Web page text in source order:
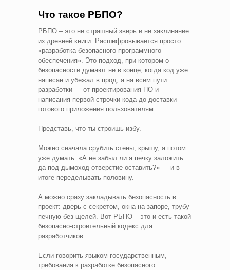
Что такое РБПО?
РБПО – это не страшный зверь и не заклинание
из древней книги. Расшифровывается просто:
«разработка безопасного программного
обеспечения». Это подход, при котором о
безопасности думают не в конце, когда код уже
написан и убежал в прод, а на всем пути
разработки — от проектирования ПО и
написания первой строчки кода до доставки
готового приложения пользователям.
Представь, что ты строишь избу.
Можно сначала срубить стены, крышу, а потом
уже думать: «А не забыл ли я печку заложить
да под дымоход отверстие оставить?» — и в
итоге переделывать половину.
А можно сразу закладывать безопасность в
проект: дверь с секретом, окна на запоре, трубу
печную без щелей. Вот РБПО – это и есть такой
безопасно-строительный кодекс для
разработчиков.
Если говорить языком государственным,
требования к разработке безопасного